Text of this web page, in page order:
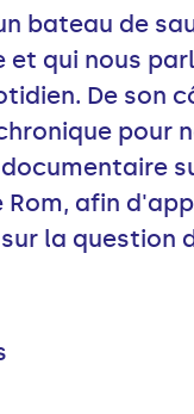
bateau de
et qui nous
De son
pour
afin
la question